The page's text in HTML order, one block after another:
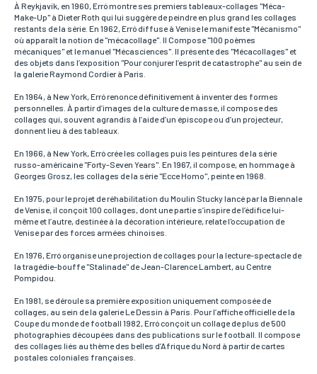
Pays
Si vous souhaitez recevoir une réponse personnalisée,
vous pouvez nous laisser votre pays.
Lieu de livraison*
ENVOYER MA DEMANDE
À Reykjavík, en 1960, Erró montre ses premiers tableaux-collages "Méca-
Make-Up" à Dieter Roth qui lui suggère de peindre en plus grand les collages
restants de la série. En 1962, Erró diffuse à Venise le manifeste "Mécanismo"
où apparaît la notion de "mécacollage". Il Compose "100 poèmes
mécaniques" et le manuel "Mécasciences". Il présente des "Mécacollages" et
des objets dans l’exposition "Pour conjurer l’esprit de catastrophe" au sein de
la galerie Raymond Cordier à Paris.
En 1964, à New York, Erró renonce définitivement à inventer des formes
personnelles. À partir d’images de la culture de masse, il compose des
collages qui, souvent agrandis à l’aide d’un épiscope ou d’un projecteur,
donnent lieu à des tableaux.
En 1966, à New York, Erró crée les collages puis les peintures de la série
russo-américaine "Forty-Seven Years". En 1967, il compose, en hommage à
Georges Grosz, les collages de la série "Ecce Homo", peinte en 1968.
En 1975, pour le projet de réhabilitation du Moulin Stucky lancé par la Biennale
de Venise, il conçoit 100 collages, dont une partie s’inspire de l’édifice lui-
même et l’autre, destinée à la décoration intérieure, relate l'occupation de
Venise par des forces armées chinoises.
En 1976, Erró organise une projection de collages pour la lecture-spectacle de
la tragédie-bouffe "Stalinade" de Jean-Clarence Lambert, au Centre
Pompidou.
En 1981, se déroule sa première exposition uniquement composée de
collages, au sein de la galerie Le Dessin à Paris. Pour l’affiche officielle de la
Coupe du monde de football 1982, Erró conçoit un collage de plus de 500
photographies découpées dans des publications sur le football. Il compose
des collages liés au thème des belles d’Afrique du Nord à partir de cartes
postales coloniales françaises.